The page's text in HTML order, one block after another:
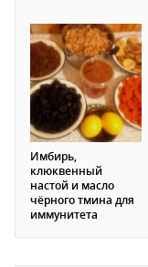
Имбирь,
клюквенный
настой и масло
чёрного тмина для
иммунитета